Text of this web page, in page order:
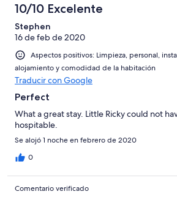
10/10 Excelente
Stephen
16 de feb de 2020
Aspectos positivos: Limpieza, personal,
alojamiento y comodidad de la habitación
Traducir con Google
Perfect
What a great stay. Little Ricky could not
hospitable.
Se alojó 1 noche en febrero de 2020
0
Comentario verificado